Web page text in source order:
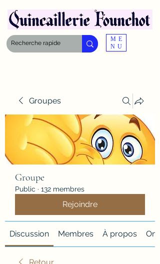
ME
NU
Groupes
Groupe
Public · 132 membres
Rejoindre
Discussion Membres À propos